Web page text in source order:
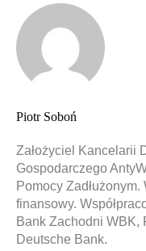
Piotr Soboń
Założyciel Kancelarii
Gospodarczego
Pomocy
finansowy.
Bank Zachodni WBK,
Deutsche Bank.